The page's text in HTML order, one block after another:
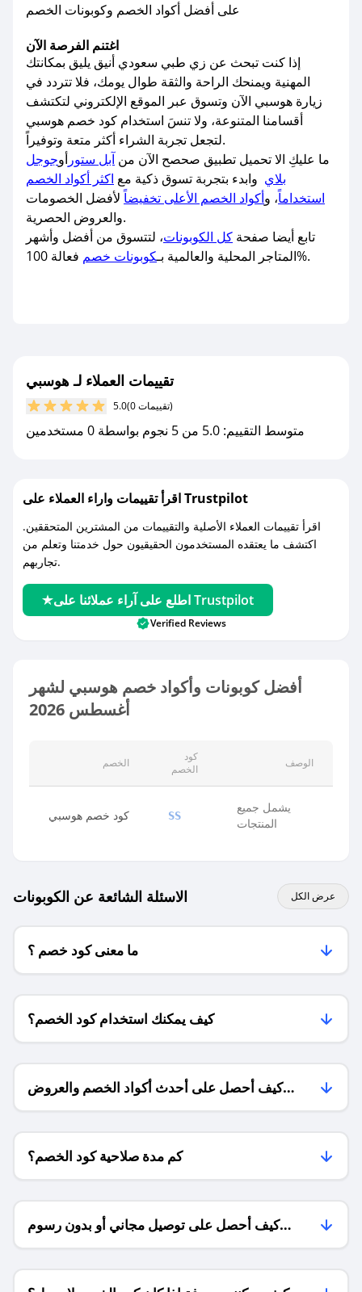
على أفضل أكواد الخصم وكوبونات الخصم
اغتنم الفرصة الآن
إذا كنت تبحث عن زي طبي سعودي أنيق يليق بمكانتك
المهنية ويمنحك الراحة والثقة طوال يومك، فلا تتردد في
زيارة هوسبي الآن وتسوق عبر الموقع الإلكتروني لتكتشف
أقسامنا المتنوعة، ولا تنسَ استخدام كود خصم هوسبي
لتجعل تجربة الشراء أكثر متعة وتوفيراً.
ما عليكِ الا تحميل تطبيق صحصح الآن من آبل ستور أوجوجل
بلاي وابدء بتجربة تسوق ذكية مع اكثر أكواد الخصم
استخداماً، وأكواد الخصم الأعلى تخفيضاًلأفضل الخصومات
والعروض الحصرية.
تابع أيضا صفحة كل الكوبونات، لتتسوق من أفضل وأشهر
المتاجر المحلية والعالمية بـكوبونات خصم فعالة 100%.
تقييمات العملاء لـ هوسبي
5.0 (0 تقييمات)
متوسط التقييم: 5.0 من 5 نجوم بواسطة 0 مستخدمين
اقرأ تقييمات واراء العملاء على Trustpilot
اقرأ تقييمات العملاء الأصلية والتقييمات من المشترين المتحققين.
اكتشف ما يعتقده المستخدمون الحقيقيون حول خدمتنا وتعلم من
تجاربهم.
اطلع على آراء عملائنا على Trustpilot
Verified Reviews
أفضل كوبونات وأكواد خصم هوسبي لشهر
أغسطس 2026
الخصم
كود
الخصم
الوصف
كود خصم هوسبي SS
يشمل جميع
المنتجات
الاسئلة الشائعة عن الكوبونات عرض الكل
ما معنى كود خصم ؟
كيف يمكنك استخدام كود الخصم؟
كيف أحصل على أحدث أكواد الخصم والعروض
للمتاجر؟
كم مدة صلاحية كود الخصم؟
كيف أحصل على توصيل مجاني أو بدون رسوم
الشحن ؟